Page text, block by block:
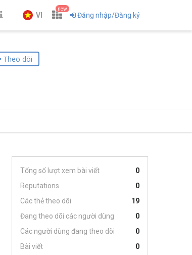
VI
new
Đăng nhập/Đăng ký
Theo dõi
Tổng số lượt xem bài viết
0
Reputations
0
Các thẻ theo dõi
19
Đang theo dõi các người dùng
0
Các người dùng đang theo dõi
0
Bài viết
0